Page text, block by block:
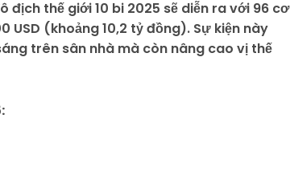
địch thế giới 10 bi 2025 sẽ diễn ra với 96 cơ
(khoảng 10,2 tỷ đồng). Sự kiện này
trên sân nhà mà còn nâng cao vị thế